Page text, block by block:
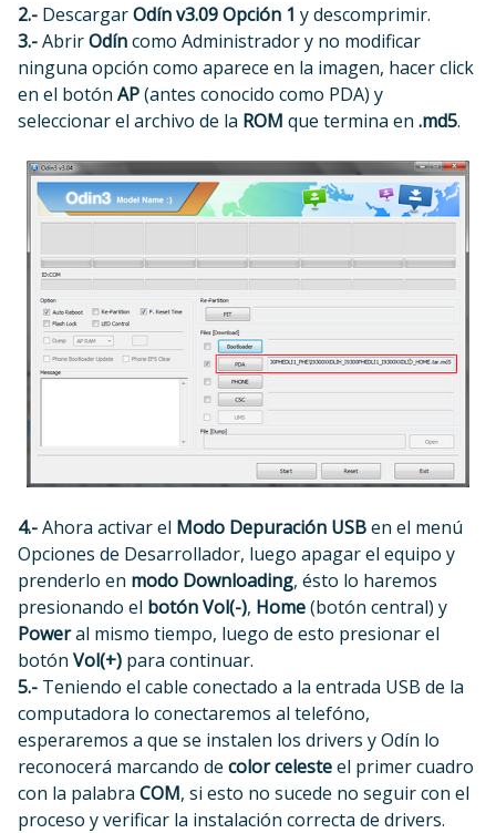
2.- DescargarOdín v3.09Opción 1 y descomprimir.
3.-AbrirOdíncomo Administrador y no modificar
ninguna opción como aparece en la imagen, hacer click
en el botón AP(antes conocido como PDA) y
seleccionar el archivo de la ROM que termina en .md5.
4.-Ahora activar el Modo Depuración USBen el menú
Opciones de Desarrollador, luego apagar el equipo y
prenderlo en modo Downloading, ésto lo haremos
presionando el botón Vol(-), Home(botón central) y
Poweral mismo tiempo, luego de esto presionar el
botón Vol(+) para continuar.
5.- Teniendo el cable conectado a la entrada USB de la
computadora lo conectaremos al telefóno,
esperaremos a que se instalen los drivers y Odín lo
reconocerá marcando de color celesteel primer cuadro
con la palabra COM, si esto no sucede no seguir con el
proceso y verificar la instalación correcta de drivers.